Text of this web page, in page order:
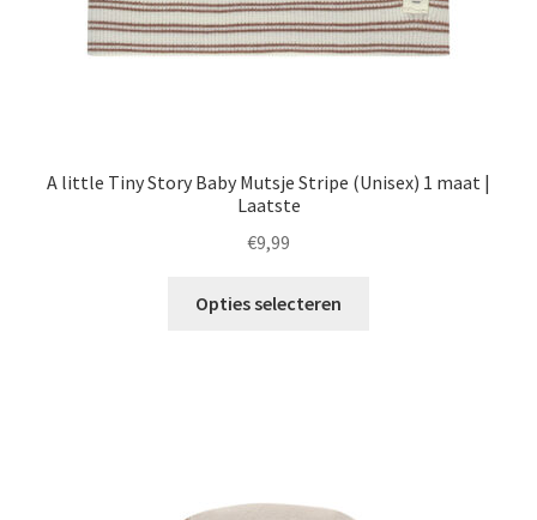
A little Tiny Story Baby Mutsje Stripe (Unisex) 1 maat |
Laatste
€9,99
Opties selecteren